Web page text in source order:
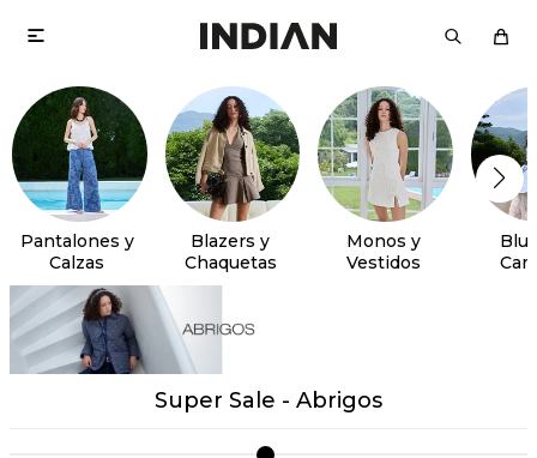

Pantalones y
Calzas
Blazers y
Chaquetas
Monos y
Vestidos
Super Sale - Abrigos